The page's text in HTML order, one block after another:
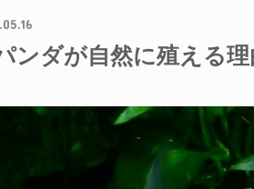
ンダが自然に殖える